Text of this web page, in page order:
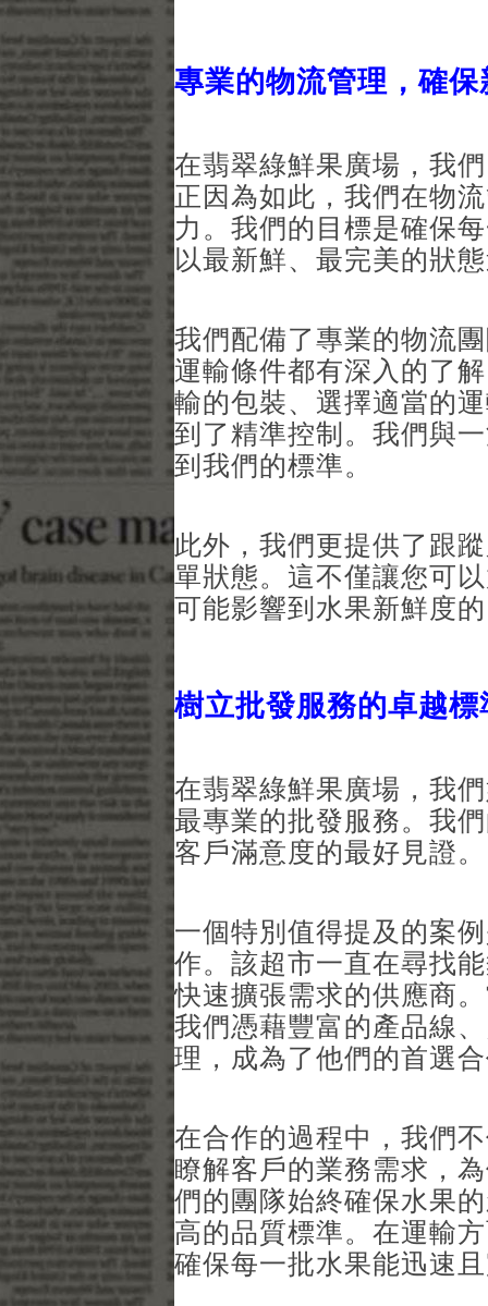
專業的物流管理，確
在翡翠綠鮮果廣場，我
正因為如此，我們在物
力。我們的目標是確保
以最新鮮、最完美的狀
我們配備了專業的物流
運輸條件都有深入的了
輸的包裝、選擇適當的
到了精準控制。我們與
到我們的標準。
此外，我們更提供了跟
單狀態。這不僅讓您可
可能影響到水果新鮮度
樹立批發服務的卓越標
在翡翠綠鮮果廣場，我
最專業的批發服務。我
客戶滿意度的最好見證。
一個特別值得提及的案
作。該超市一直在尋找
快速擴張需求的供應商
我們憑藉豐富的產品線
理，成為了他們的首選
在合作的過程中，我們
瞭解客戶的業務需求，
們的團隊始終確保水果
高的品質標準。在運輸
確保每一批水果能迅速